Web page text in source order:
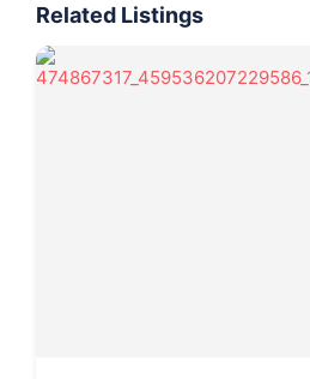
Related Listings